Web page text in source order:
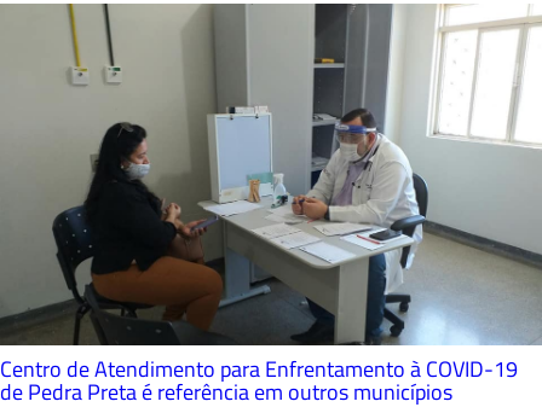
Centro de Atendimento para Enfrentamento à COVID-19
de Pedra Preta é referência em outros municípios